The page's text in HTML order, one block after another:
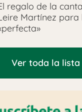
regalo de la
Martínez para
Ver toda la lista